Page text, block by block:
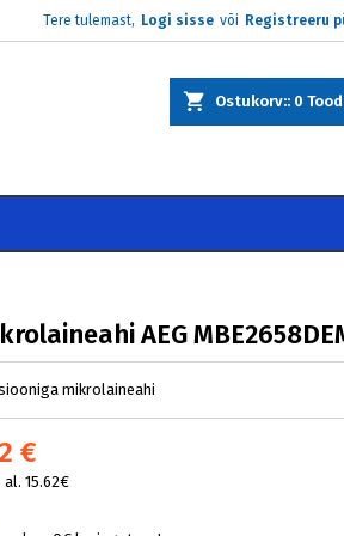
Tere tulemast, Logi sisse või Registreeru
Ostukorv: 0
AEG
mikrolaineahi
€
al. 15.62€